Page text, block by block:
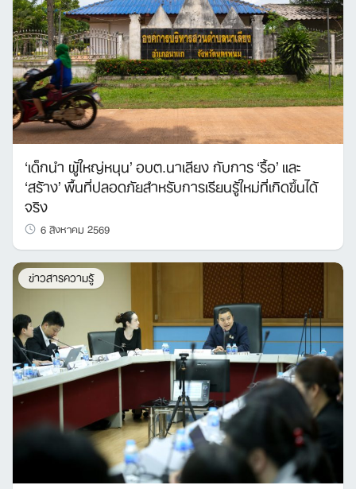
‘เด็กนำ ผู้ใหญ่หนุน’ อบต.นาเลียง กับการ ‘รื้อ’ และ
‘สร้าง’ พื้นที่ปลอดภัยสำหรับการเรียนรู้ใหม่ที่เกิดขึ้นได้
จริง
6 สิงหาคม 2569
ข่าวสารความรู้